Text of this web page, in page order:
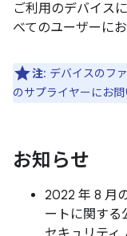
ご利用のデバイス
べてのユーザーにお
注: デバイスのフ
のサプライヤーにお問
お知らせ
2022 年 8 月
ートに関する